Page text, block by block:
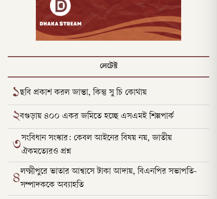
লেটেস্ট
১ছবি প্রকাশ করল জান্তা, কিন্তু সু চি কোথায়
২বগুড়ায় ৪০০ একর জমিতে হচ্ছে এসএমই শিল্পপার্ক
৩সংবিধান সংস্কার: কেবল আইনের বিষয় নয়, জাতীয়
ঐকমত্যেরও প্রশ্ন
৪লক্ষ্মীপুরে ভাতার আশ্বাসে টাকা আদায়, বিএনপির সভাপতি-
সম্পাদককে অব্যাহতি